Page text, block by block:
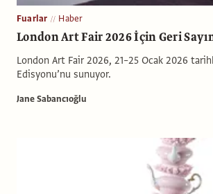
Fuarlar Haber
London Art Fair 2026 İçin Geri
London Art Fair 2026, 21–25 Ocak 2026
Edisyonu’nu sunuyor.
Jane Sabancıoğlu